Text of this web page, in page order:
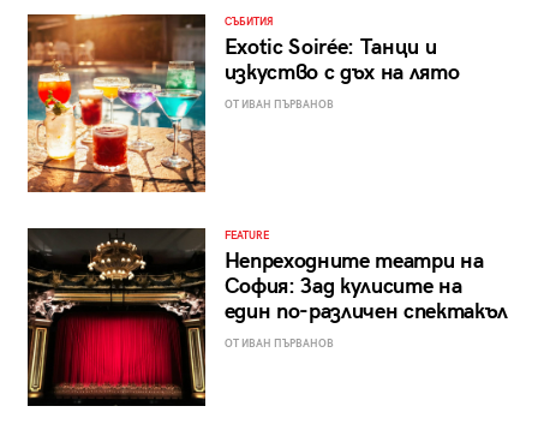
СЪБИТИЯ
Exotic Soirée: Танци и
изкуство с дъх на лято
ОТ ИВАН ПЪРВАНОВ
FEATURE
Непреходните театри на
София: Зад кулисите на
един по-различен спектакъл
ОТ ИВАН ПЪРВАНОВ